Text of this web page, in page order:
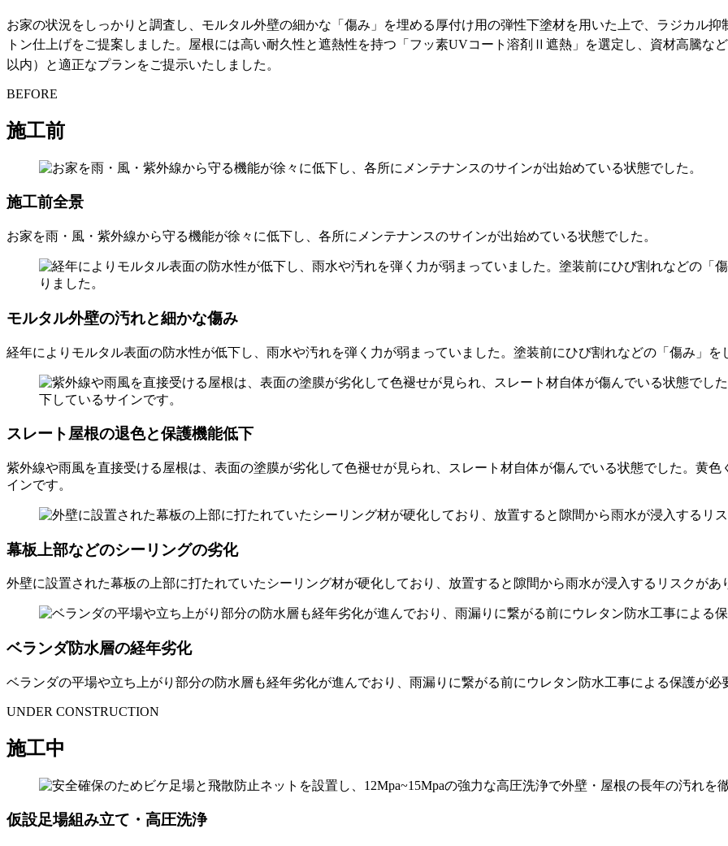
お家の状況をしっかりと調査し、モルタル外壁の細かな「傷み」を埋める厚付け用の弾性下塗材を用いた上で、ラジカル
トン仕上げをご提案しました。屋根には高い耐久性と遮熱性を持つ「フッ素UVコート溶剤Ⅱ遮熱」を選定し 、資材高騰な
以内）と適正なプランをご提示いたしました 。
BEFORE
施工前
施工前全景
お家を雨・風・紫外線から守る機能が徐々に低下し、各所にメンテナンスのサインが出始めている状態でした。
モルタル外壁の汚れと細かな傷み
経年によりモルタル表面の防水性が低下し、雨水や汚れを弾く力が弱まっていました。塗装前にひび割れなどの「傷み」を
スレート屋根の退色と保護機能低下
紫外線や雨風を直接受ける屋根は、表面の塗膜が劣化して色褪せが見られ、スレート材自体が傷んでいる状態でした。黄
インです。
幕板上部などのシーリングの劣化
外壁に設置された幕板の上部に打たれていたシーリング材が硬化しており、放置すると隙間から雨水が浸入するリスクがあ
ベランダ防水層の経年劣化
ベランダの平場や立ち上がり部分の防水層も経年劣化が進んでおり、雨漏りに繋がる前にウレタン防水工事による保護が必
UNDER CONSTRUCTION
施工中
仮設足場組み立て・高圧洗浄